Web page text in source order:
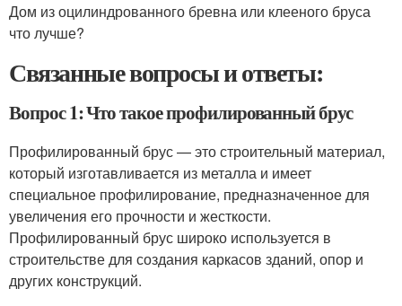
Дом из оцилиндрованного бревна или клееного бруса
что лучше?
Связанные вопросы и ответы:
Вопрос 1: Что такое профилированный брус
Профилированный брус — это строительный материал,
который изготавливается из металла и имеет
специальное профилирование, предназначенное для
увеличения его прочности и жесткости.
Профилированный брус широко используется в
строительстве для создания каркасов зданий, опор и
других конструкций.